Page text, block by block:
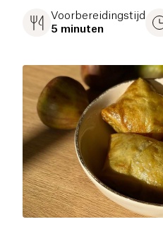
Voorbereidingstijd
5 minuten